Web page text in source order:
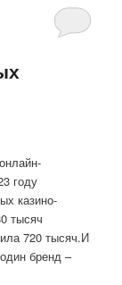
году
казино-
тысяч
720 тысяч.И
бренд –